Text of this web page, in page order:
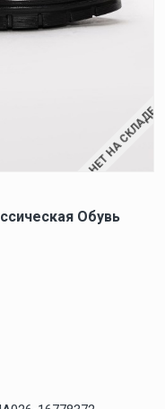
НЕТ НА СКЛАДЕ
Обувь